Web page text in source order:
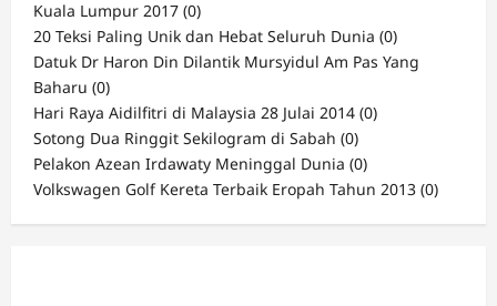
Kuala Lumpur 2017 (0)
20 Teksi Paling Unik dan Hebat Seluruh Dunia (0)
Datuk Dr Haron Din Dilantik Mursyidul Am Pas Yang
Baharu (0)
Hari Raya Aidilfitri di Malaysia 28 Julai 2014 (0)
Sotong Dua Ringgit Sekilogram di Sabah (0)
Pelakon Azean Irdawaty Meninggal Dunia (0)
Volkswagen Golf Kereta Terbaik Eropah Tahun 2013 (0)